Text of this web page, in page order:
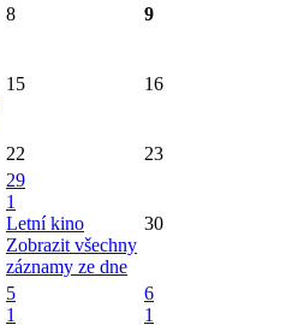
8 9
15 16
22 23
29
1
Letní kino
Zobrazit všechny
záznamy ze dne
30
5
1
6
1